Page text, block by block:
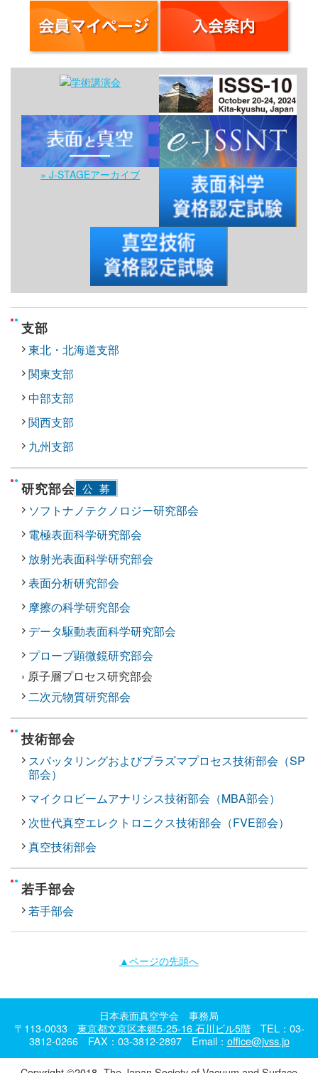
» J-STAGEアーカイブ
支部
東北・北海道支部
関東支部
中部支部
関西支部
九州支部
研究部会 公募
ソフトナノテクノロジー研究部会
電極表面科学研究部会
放射光表面科学研究部会
表面分析研究部会
摩擦の科学研究部会
データ駆動表面科学研究部会
プローブ顕微鏡研究部会
› 原子層プロセス研究部会
二次元物質研究部会
技術部会
スパッタリングおよびプラズマプロセス技術部会（SP
部会）
マイクロビームアナリシス技術部会（MBA部会）
次世代真空エレクトロニクス技術部会（FVE部会）
真空技術部会
若手部会
若手部会
▲ページの先頭へ
日本表面真空学会 事務局
〒113-0033 東京都文京区本郷5-25-16 石川ビル5階TEL：03-
3812-0266 FAX：03-3812-2897 Email： office@jvss.jp